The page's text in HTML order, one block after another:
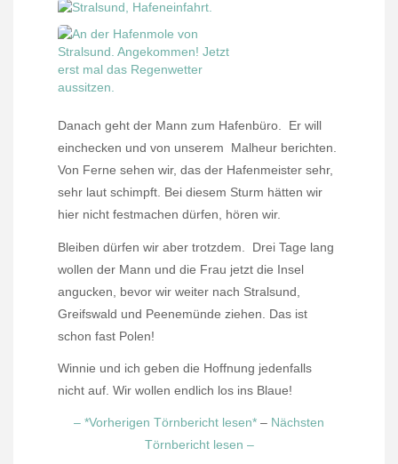
Danach geht der Mann zum Hafenbüro.
Er will
einchecken und von unserem
Malheur berichten.
Von Ferne sehen wir, das der Hafenmeister sehr,
sehr laut schimpft. Bei diesem Sturm hätten wir
hier nicht festmachen dürfen, hören wir.
Bleiben dürfen wir aber trotzdem.
Drei Tage lang
wollen der Mann und die Frau jetzt die Insel
angucken, bevor wir weiter nach Stralsund,
Greifswald und Peenemünde ziehen. Das ist
schon fast Polen!
Winnie und ich geben die Hoffnung jedenfalls
nicht auf. Wir wollen endlich los ins Blaue!
– *Vorherigen Törnbericht lesen* – Nächsten
Törnbericht lesen –